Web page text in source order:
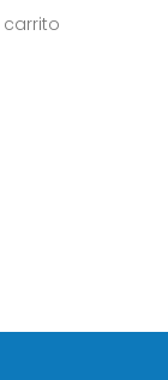
carrito